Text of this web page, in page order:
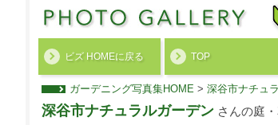
ビズ HOMEに戻る TOP
ガーデニング写真集HOME > 深谷市ナチュ
深谷市ナチュラルガーデン さんの庭